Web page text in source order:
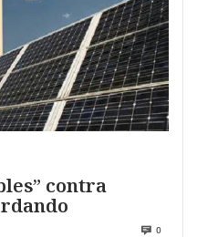
contra
0